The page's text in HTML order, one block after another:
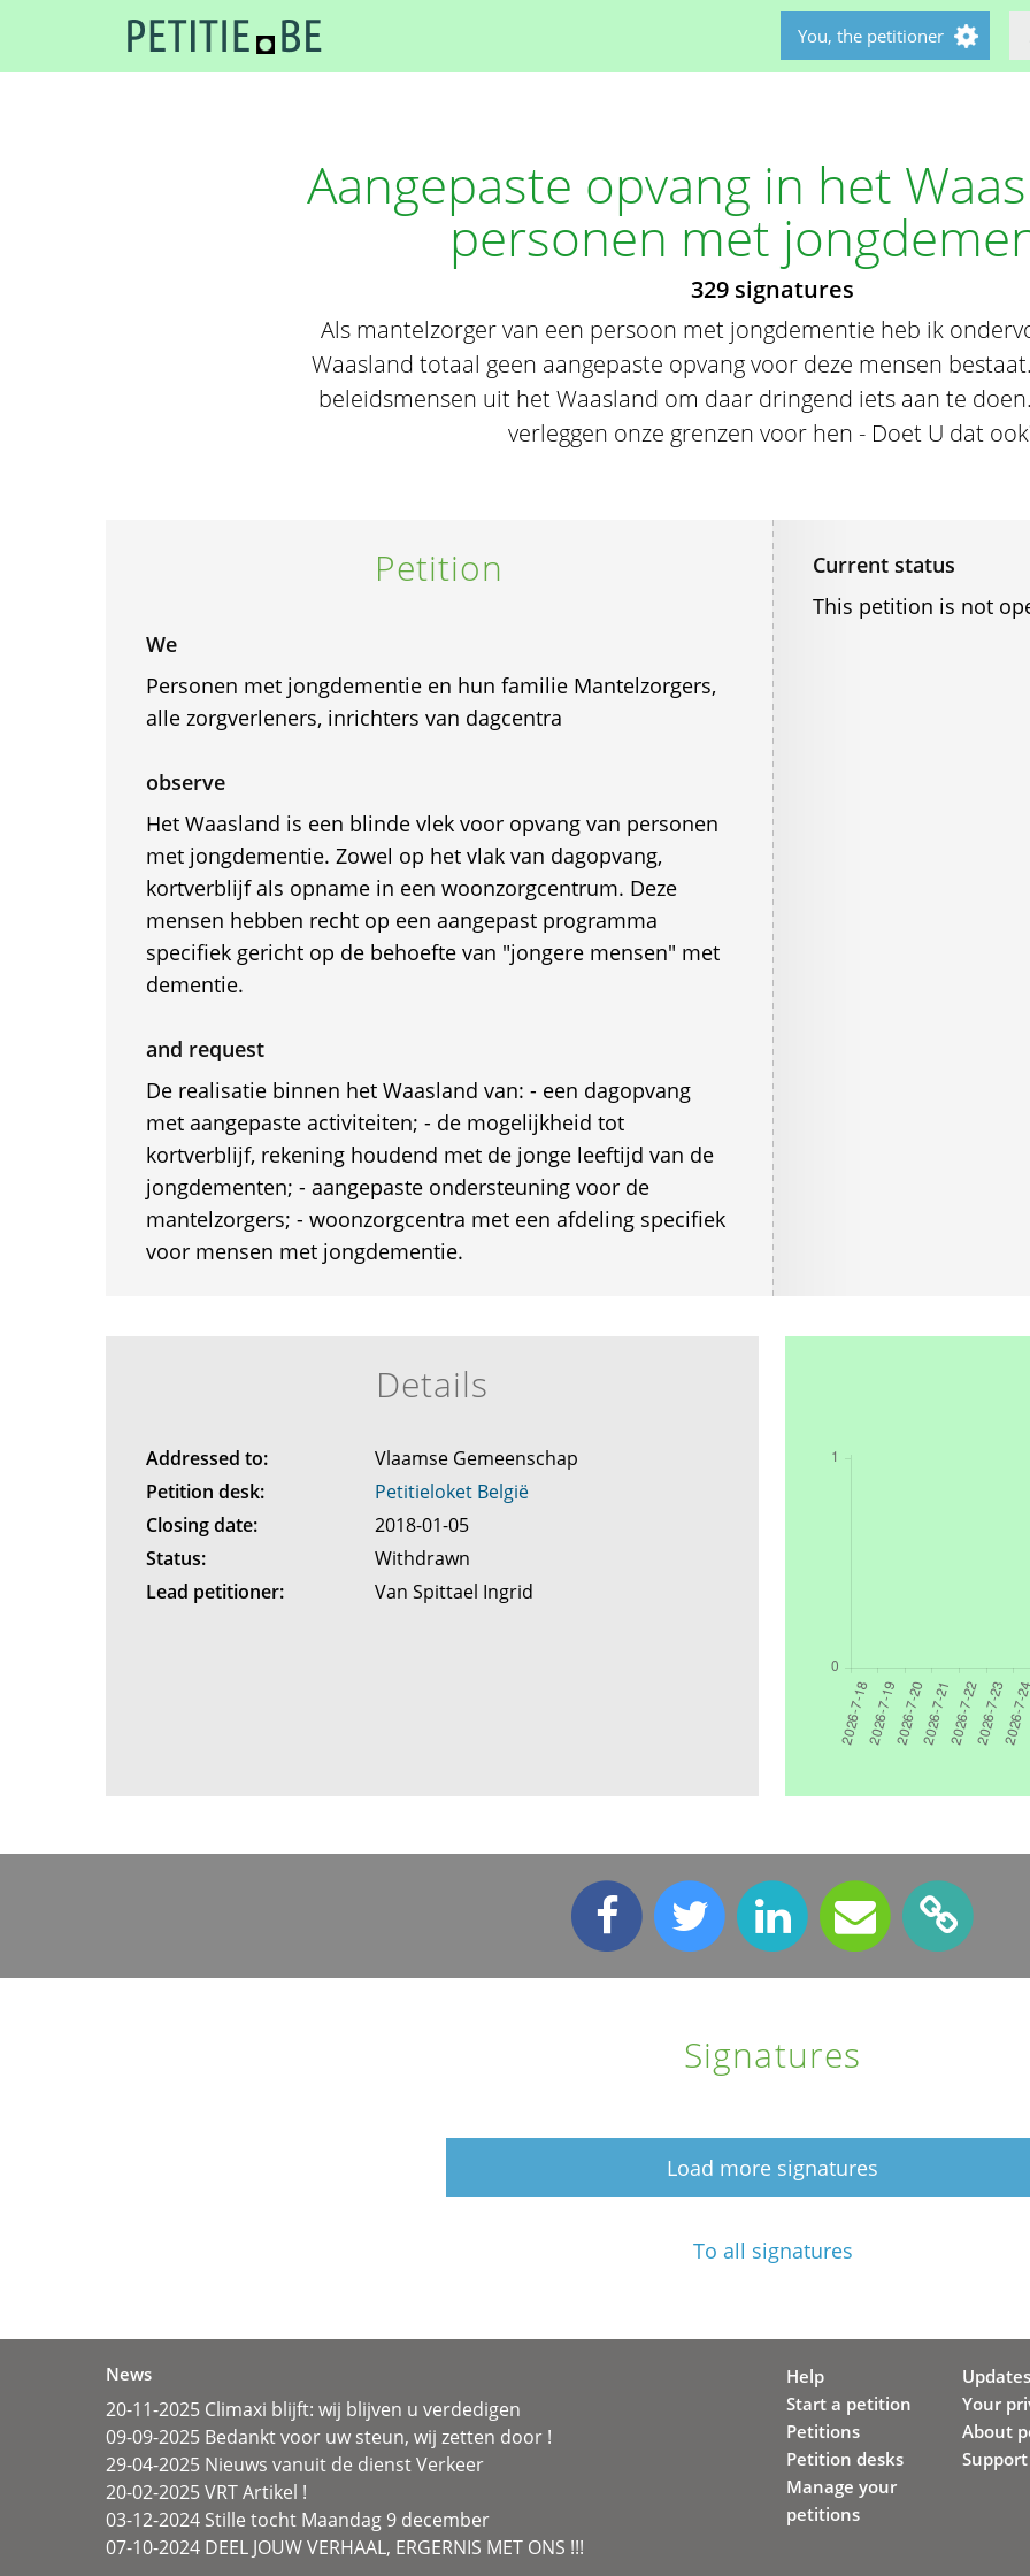
You, the petitioner
Aangepaste opvang in het
personen met
329 signatures
Als mantelzorger van een persoon met jongdementie heb ik
Waasland totaal geen aangepaste opvang voor deze mensen
beleidsmensen uit het Waasland om daar dringend iets aan te
verleggen onze grenzen voor hen - Doet U dat
Petition
We
Personen met jongdementie en hun familie Mantelzorgers,
alle zorgverleners, inrichters van dagcentra
observe
Het Waasland is een blinde vlek voor opvang van personen
met jongdementie. Zowel op het vlak van dagopvang,
kortverblijf als opname in een woonzorgcentrum. Deze
mensen hebben recht op een aangepast programma
specifiek gericht op de behoefte van "jongere mensen" met
dementie.
and request
De realisatie binnen het Waasland van: - een dagopvang
met aangepaste activiteiten; - de mogelijkheid tot
kortverblijf, rekening houdend met de jonge leeftijd van de
jongdementen; - aangepaste ondersteuning voor de
mantelzorgers; - woonzorgcentra met een afdeling specifiek
voor mensen met jongdementie.
Current status
This petition is not
Details
Addressed to:
Vlaamse Gemeenschap
Petition desk:
Petitieloket België
Closing date:
2018-01-05
Status:
Withdrawn
Lead petitioner:
Van Spittael Ingrid
Signatures
Load more signatures
To all signatures
News
20-11-2025 Climaxi blijft: wij blijven u verdedigen
09-09-2025 Bedankt voor uw steun, wij zetten door !
29-04-2025 Nieuws vanuit de dienst Verkeer
20-02-2025 VRT Artikel !
03-12-2024 Stille tocht Maandag 9 december
07-10-2024 DEEL JOUW VERHAAL, ERGERNIS MET ONS !!!
Help
Start a petition
Petitions
Petition desks
Manage your
petitions
Updates
Your
About